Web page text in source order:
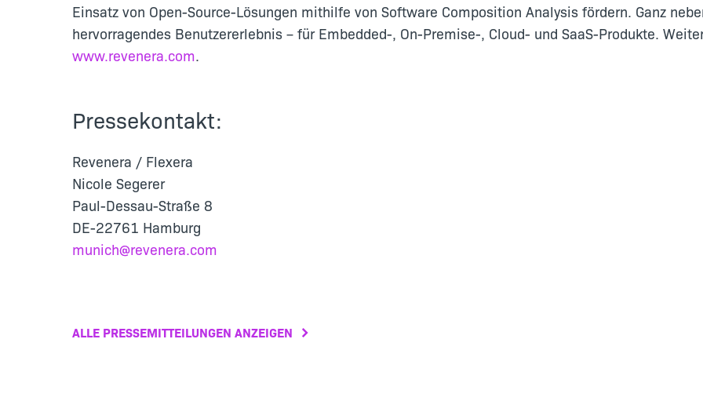
Einsatz von Open-Source-Lösungen mithilfe von Software Composition Analysis fördern. Ganz
hervorragendes Benutzererlebnis – für Embedded-, On-Premise-, Cloud- und SaaS-Produkte.
www.revenera.com.
Pressekontakt:
Revenera / Flexera
Nicole Segerer
Paul-Dessau-Straße 8
DE-22761 Hamburg
munich@revenera.com
ALLE PRESSEMITTEILUNGEN ANZEIGEN